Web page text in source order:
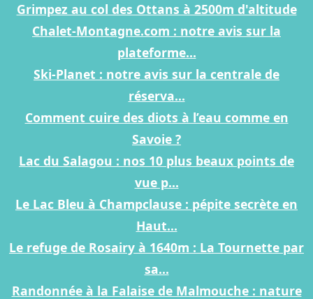
Grimpez au col des Ottans à 2500m d'altitude
Chalet-Montagne.com : notre avis sur la
plateforme...
Ski-Planet : notre avis sur la centrale de
réserva...
Comment cuire des diots à l’eau comme en
Savoie ?
Lac du Salagou : nos 10 plus beaux points de
vue p...
Le Lac Bleu à Champclause : pépite secrète en
Haut...
Le refuge de Rosairy à 1640m : La Tournette par
sa...
Randonnée à la Falaise de Malmouche : nature